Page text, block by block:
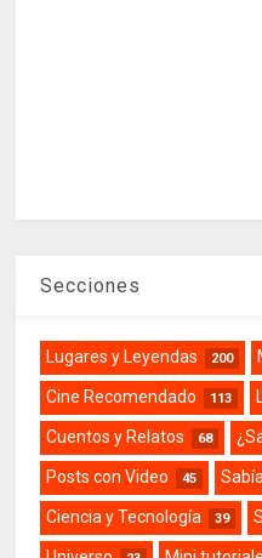
Secciones
Lugares y Leyendas 200
Cine Recomendado 113
Cuentos y Relatos 68
Posts con Video 45
Ciencia y Tecnología 39